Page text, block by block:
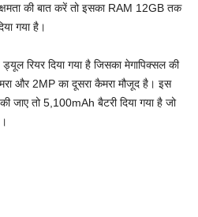
की बात करें तो इसका RAM 12GB तक
गया है।
रियर दिया गया है जिसका मेगापिक्सल की
और 2MP का दूसरा कैमरा मौजूद है। इस
की जाए तो 5,100mAh बैटरी दिया गया है जो